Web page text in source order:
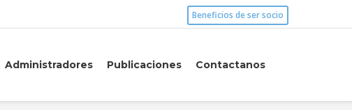
Beneficios de ser socio
Administradores Publicaciones Contactanos